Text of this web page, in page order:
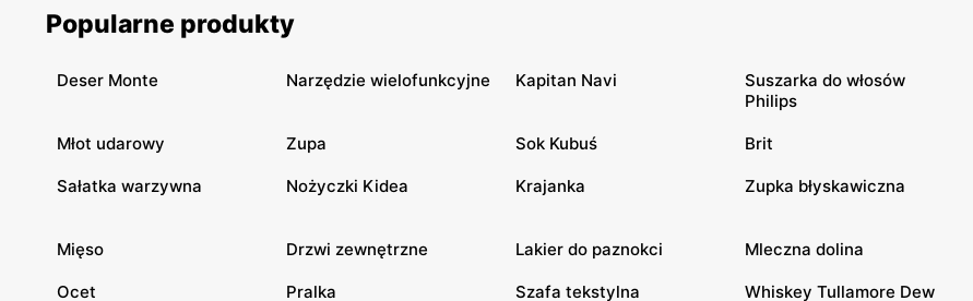
Popularne produkty
Deser Monte Narzędzie wielofunkcyjne Kapitan Navi
Suszarka do włosów
Philips
Młot udarowy Zupa Sok Kubuś Brit
Sałatka warzywna Nożyczki Kidea Krajanka Zupka błyskawiczna
Mięso Drzwi zewnętrzne Lakier do paznokci Mleczna dolina
Ocet Pralka Szafa tekstylna Whiskey Tullamore Dew